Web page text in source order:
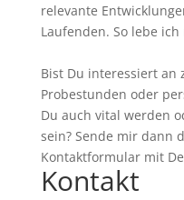
relevante
Laufenden. So lebe
Bist Du interessiert an
Probestunden oder
Du auch vital werden
sein? Sende mir dann
Kontaktformular mit
Kontakt